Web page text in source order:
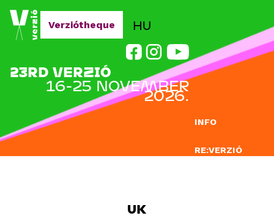
Jump to navigation
INFO
RE:VERZIÓ
HU
23RD VERZIÓ
16-25 NOVEMBER
2026.
Verziótheque
UK